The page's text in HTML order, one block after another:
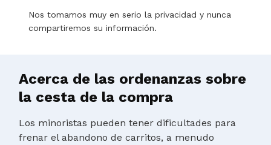
Nos tomamos muy en serio la privacidad y nunca
compartiremos su información.
Acerca de las ordenanzas sobre
la cesta de la compra
Los minoristas pueden tener dificultades para
frenar el abandono de carritos, a menudo